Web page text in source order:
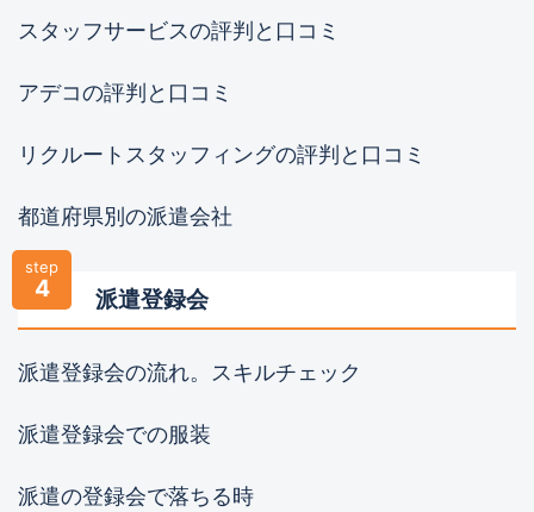
スタッフサービスの評判と口コミ
アデコの評判と口コミ
リクルートスタッフィングの評判と口コミ
都道府県別の派遣会社
step
4 派遣登録会
派遣登録会の流れ。スキルチェック
派遣登録会での服装
派遣の登録会で落ちる時